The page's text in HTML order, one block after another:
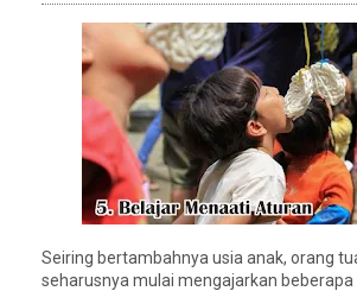
Seiring bertambahnya usia anak, orang
seharusnya mulai mengajarkan beberapa